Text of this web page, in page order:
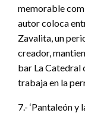
memorable
autor coloca
Zavalita, un
creador,
bar La Catedral
trabaja en la
7.- ‘Pantaleón y